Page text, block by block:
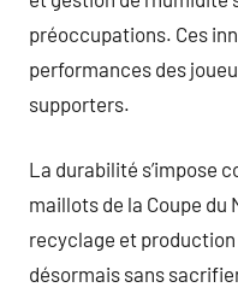
préoccupations. Ces
performances des
supporters.
La durabilité s’impose
maillots de la Coupe du
recyclage et
désormais sans